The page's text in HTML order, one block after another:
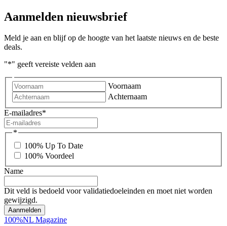
Aanmelden nieuwsbrief
Meld je aan en blijf op de hoogte van het laatste nieuws en de beste
deals.
"*" geeft vereiste velden aan
Voornaam
Achternaam
E-mailadres*
*
100% Up To Date
100% Voordeel
Name
Dit veld is bedoeld voor validatiedoeleinden en moet niet worden
gewijzigd.
100%NL Magazine